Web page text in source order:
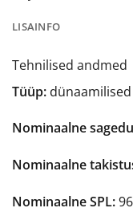
LISAINFO
Tehnilised andmed
Tüüp:
Nominaalne
Nominaalne
Nominaalne SPL: